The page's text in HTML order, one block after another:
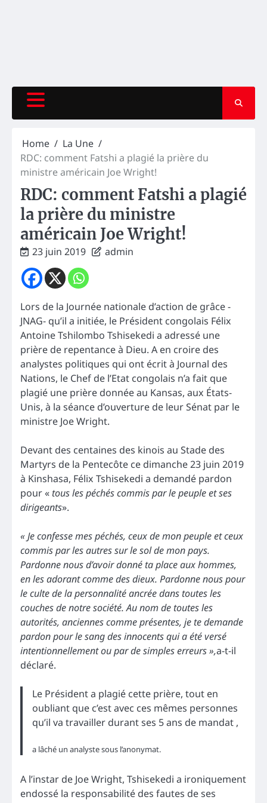
Home
La Une
RDC: comment Fatshi a plagié la prière du
ministre américain Joe Wright!
RDC: comment Fatshi a plagié
la prière du ministre
américain Joe Wright!
23 juin 2019 admin
Lors de la Journée nationale d’action de grâce -
JNAG- qu’il a initiée, le Président congolais Félix
Antoine Tshilombo Tshisekedi a adressé une
prière de repentance à Dieu. A en croire des
analystes politiques qui ont écrit à Journal des
Nations, le Chef de l’Etat congolais n’a fait que
plagié une prière donnée au Kansas, aux États-
Unis, à la séance d’ouverture de leur Sénat par le
ministre Joe Wright.
Devant des centaines des kinois au Stade des
Martyrs de la Pentecôte ce dimanche 23 juin 2019
à Kinshasa, Félix Tshisekedi a demandé pardon
pour « tous les péchés commis par le peuple et ses
dirigeants».
« Je confesse mes péchés, ceux de mon peuple et ceux
commis par les autres sur le sol de mon pays.
Pardonne nous d’avoir donné ta place aux hommes,
en les adorant comme des dieux. Pardonne nous pour
le culte de la personnalité ancrée dans toutes les
couches de notre société. Au nom de toutes les
autorités, anciennes comme présentes, je te demande
pardon pour le sang des innocents qui a été versé
intentionnellement ou par de simples erreurs »,a-t-il
déclaré.
Le Président a plagié cette prière, tout en
oubliant que c’est avec ces mêmes personnes
qu’il va travailler durant ses 5 ans de mandat ,
a lâché un analyste sous l’anonymat.
A l’instar de Joe Wright, Tshisekedi a ironiquement
endossé la responsabilité des fautes de ses